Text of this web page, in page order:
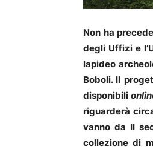
Non ha
degli Uffizi e
lapideo
Boboli. Il
disponibili
riguarderà
vanno da II
collezione di